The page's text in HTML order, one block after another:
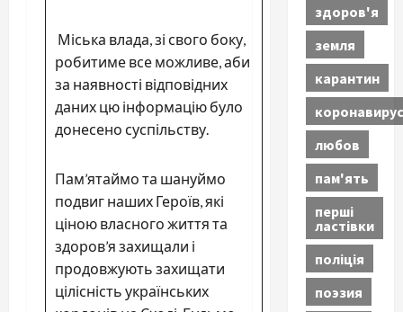
Міська влада, зі свого боку,
робитиме все можливе, аби
за наявності відповідних
даних цю інформацію було
донесено суспільству.
Пам’ятаймо та шануймо
подвиг наших Героїв, які
ціною власного життя та
здоров’я захищали і
продовжують захищати
цілісність українських
здоров'я
земля
карантин
коронавирус
любов
пам'ять
перші
ластівки
поліція
поэзия